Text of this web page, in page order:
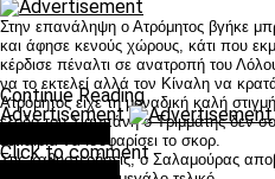
Στην επανάληψη ο Ατρόμητος βγήκε
και άφησε κενούς χώρους, κάτι που
κέρδισε πέναλτι σε ανατροπή του
να το εκτελεί αλλά τον Κίναλη να
Ατρόμητος είχε τη μοναδική καλή
έξοδο του Σιαμπάνη ο Τριμμάτης δεν
ευκαιρία να ισοφαρίσει το σκορ.
Στις καθυστερήσεις, ο Σαλαμούρας
Continue Reading
Advertisement
Click to comment